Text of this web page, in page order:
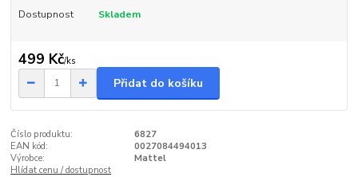
Dostupnost Skladem
499 Kč/ks
Přidat do košíku
Číslo produktu:
6827
EAN kód:
0027084494013
Výrobce:
Mattel
Hlídat cenu / dostupnost